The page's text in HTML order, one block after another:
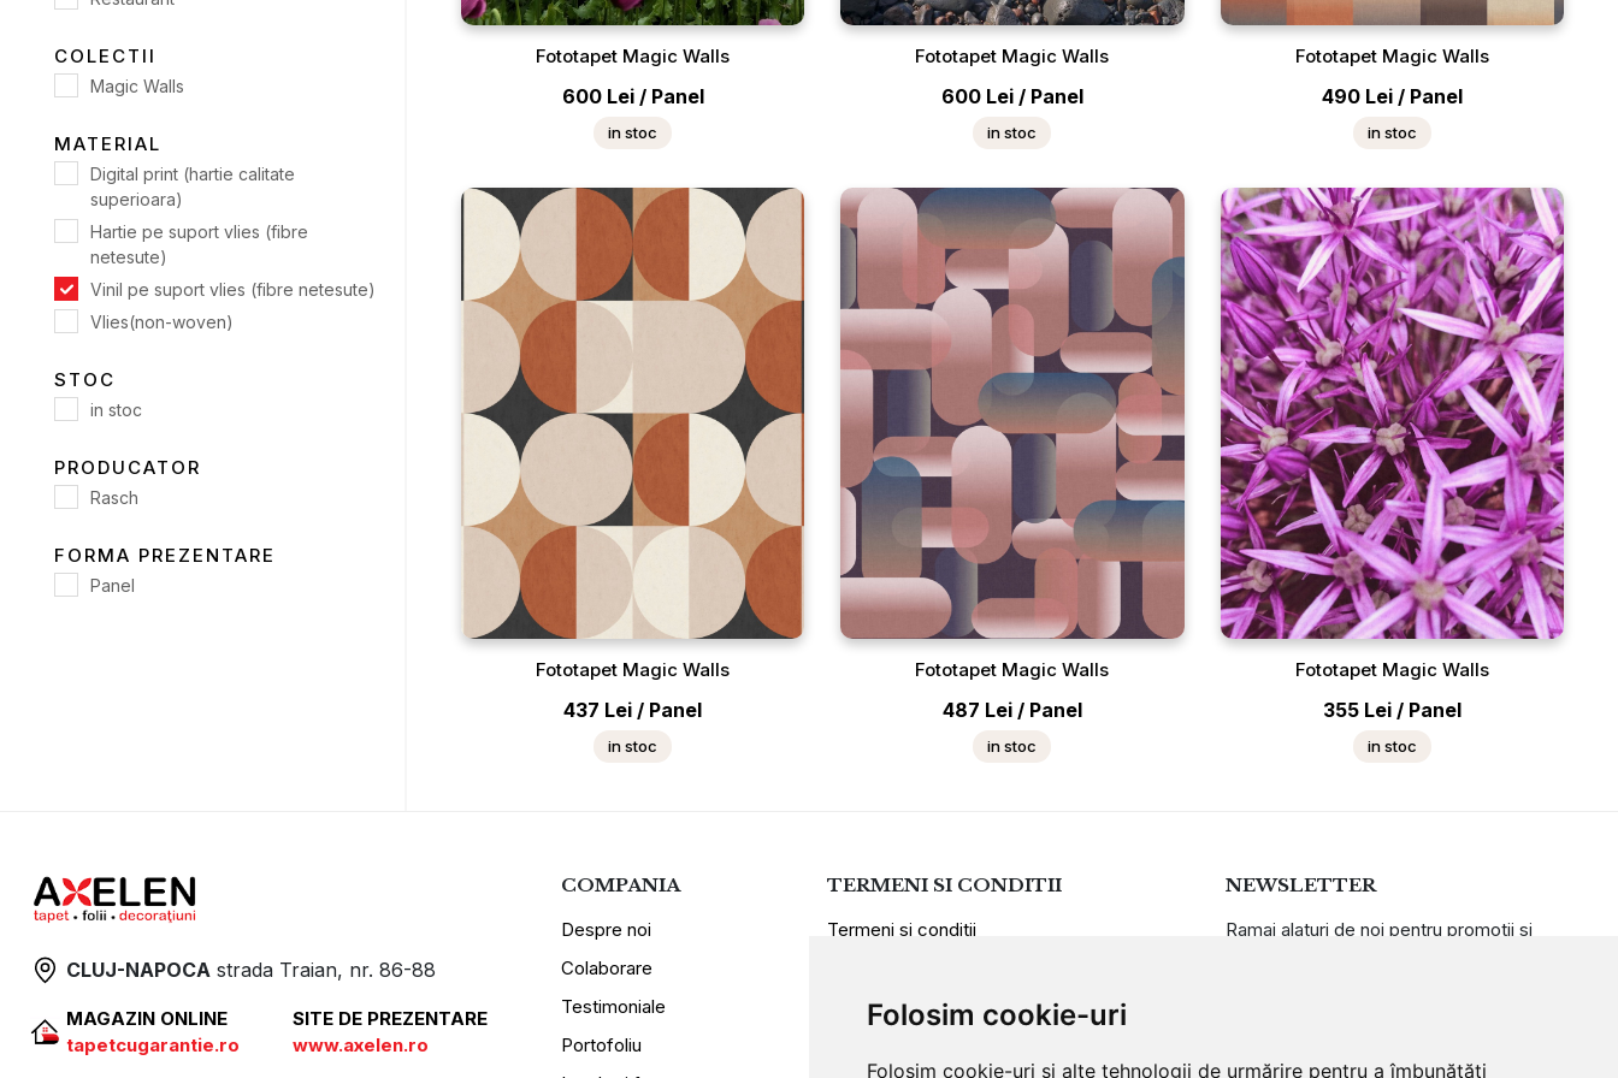
Folosim cookie-uri
Folosim cookie-uri și alte tehnologii de urmărire pentru a îmbunătăți
COLECTII
Magic Walls
MATERIAL
Digital print (hartie calitate
superioara)
Hartie pe suport vlies (fibre
netesute)
Vinil pe suport vlies (fibre netesute)
Vlies(non-woven)
STOC
in stoc
PRODUCATOR
Rasch
FORMA PREZENTARE
Panel
Fototapet Magic Walls
600 Lei / Panel
in stoc
Fototapet Magic Walls
600 Lei / Panel
in stoc
Fototapet Magic Walls
490 Lei / Panel
in stoc
Fototapet Magic Walls
437 Lei / Panel
in stoc
Fototapet Magic Walls
487 Lei / Panel
in stoc
Fototapet Magic Walls
355 Lei / Panel
in stoc
CLUJ-NAPOCA strada Traian, nr. 86-88
MAGAZIN ONLINE
tapetcugarantie.ro
SITE DE PREZENTARE
www.axelen.ro
COMPANIA
Despre noi
Colaborare
Testimoniale
Portofoliu
TERMENI SI CONDITII
Termeni si conditii
Sugestii si reclamatii
NEWSLETTER
Ramai alaturi de noi pentru promotii si